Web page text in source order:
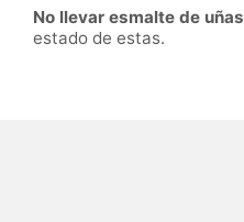
No llevar esmalte de uñas
estado de estas.